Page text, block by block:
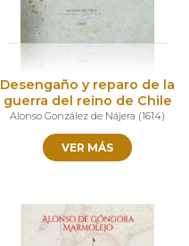
Desengaño y reparo de la
guerra del reino de Chile
Alonso González de Nájera (1614)
VER MÁS